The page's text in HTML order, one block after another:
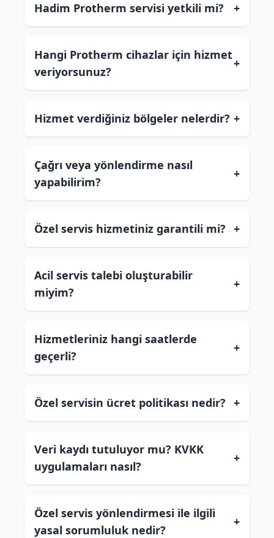
Hadim Protherm servisi yetkili mi? +
Hangi Protherm cihazlar için hizmet
veriyorsunuz?
+
Hizmet verdiğiniz bölgeler nelerdir? +
Çağrı veya yönlendirme nasıl
yapabilirim?
+
Özel servis hizmetiniz garantili mi? +
Acil servis talebi oluşturabilir
miyim?
+
Hizmetleriniz hangi saatlerde
geçerli?
+
Özel servisin ücret politikası nedir? +
Veri kaydı tutuluyor mu? KVKK
uygulamaları nasıl?
+
Özel servis yönlendirmesi ile ilgili
yasal sorumluluk nedir?
+